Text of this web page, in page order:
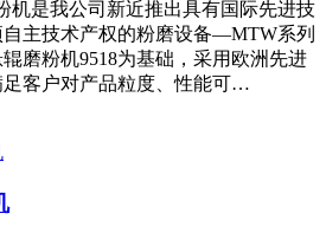
机是我公司新近推出具有国际先进技
主技术产权的粉磨设备—MTW系列
磨粉机9518为基础，采用欧洲先进
客户对产品粒度、性能可…